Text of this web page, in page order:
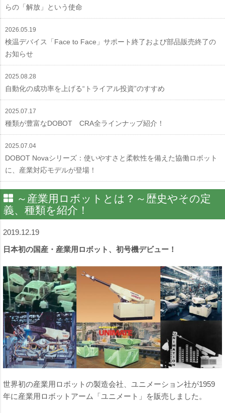
らの「解放」という使命
2026.05.19
検温デバイス「Face to Face」サポート終了および部品販売終了の
お知らせ
2025.08.28
自動化の成功率を上げる“トライアル投資”のすすめ
2025.07.17
種類が豊富なDOBOT CRA全ラインナップ紹介！
2025.07.04
DOBOT Novaシリーズ：使いやすさと柔軟性を備えた協働ロボット
に、産業対応モデルが登場！
～産業用ロボットとは？～歴史やその定
義、種類を紹介！
2019.12.19
日本初の国産・産業用ロボット、初号機デビュー！
世界初の産業用ロボットの製造会社、ユニメーション社が1959
年に産業用ロボットアーム「ユニメート」を販売しました。